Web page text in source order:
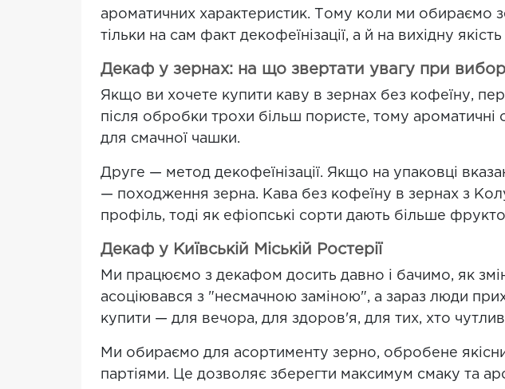
ароматичних характеристик. Тому коли ми обираємо
тільки на сам факт декофеїнізації, а й на вихідну
Декаф у зернах: на що звертати увагу при
Якщо ви хочете купити каву в зернах без кофеїну,
після обробки трохи більш пористе, тому
для смачної чашки.
Друге — метод декофеїнізації. Якщо на упаковці
— походження зерна. Кава без кофеїну в зернах з
профіль, тоді як ефіопські сорти дають більше
Декаф у Київській Міській Ростерії
Ми працюємо з декафом досить давно і бачимо, як
асоціювався з "несмачною заміною", а зараз люди
купити — для вечора, для здоров'я, для тих, хто
Ми обираємо для асортименту зерно, обробене
партіями. Це дозволяє зберегти максимум смаку та